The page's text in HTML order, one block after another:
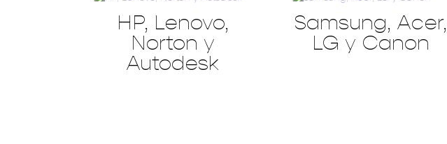
HP, Lenovo,
Norton y
Autodesk
Samsung, Acer,
LG y Canon